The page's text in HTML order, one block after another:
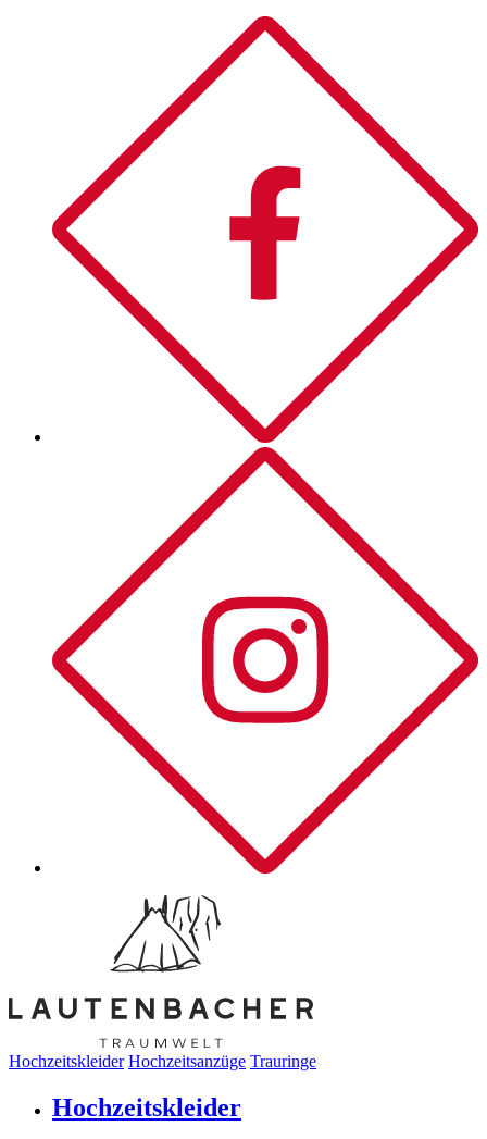
Hochzeitskleider Hochzeitsanzüge Trauringe
Hochzeitskleider